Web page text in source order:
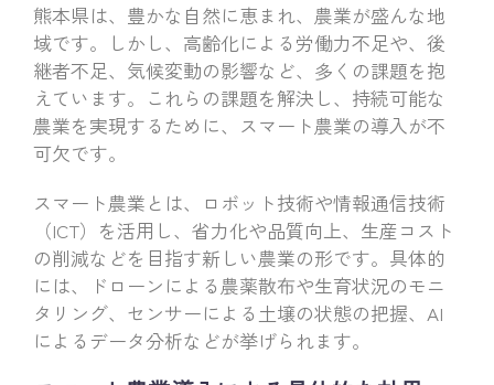
熊本県は、豊かな自然に恵まれ、農業が盛んな地
域です。しかし、高齢化による労働力不足や、後
継者不足、気候変動の影響など、多くの課題を抱
えています。これらの課題を解決し、持続可能な
農業を実現するために、スマート農業の導入が不
可欠です。
スマート農業とは、ロボット技術や情報通信技術
（ICT）を活用し、省力化や品質向上、生産コスト
の削減などを目指す新しい農業の形です。具体的
には、ドローンによる農薬散布や生育状況のモニ
タリング、センサーによる土壌の状態の把握、AI
によるデータ分析などが挙げられます。